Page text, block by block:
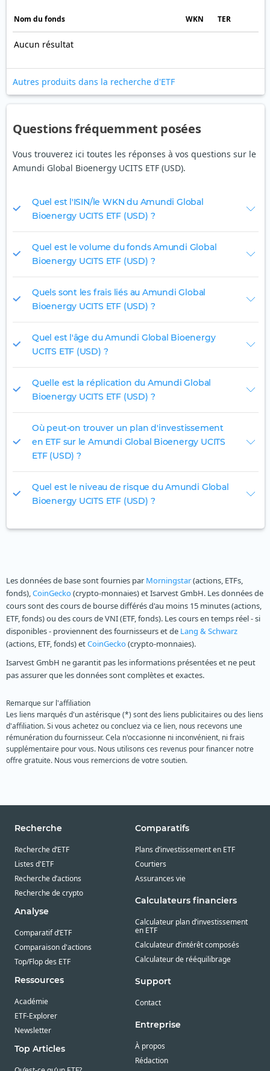
Nom du fonds WKN TER
Aucun résultat
Autres produits dans la recherche d'ETF
Questions fréquemment posées
Vous trouverez ici toutes les réponses à vos questions sur le
Amundi Global Bioenergy UCITS ETF (USD).
Quel est l'ISIN/le WKN du Amundi Global
Bioenergy UCITS ETF (USD) ?
Quel est le volume du fonds Amundi Global
Bioenergy UCITS ETF (USD) ?
Quels sont les frais liés au Amundi Global
Bioenergy UCITS ETF (USD) ?
Quel est l'âge du Amundi Global Bioenergy
UCITS ETF (USD) ?
Quelle est la réplication du Amundi Global
Bioenergy UCITS ETF (USD) ?
Où peut-on trouver un plan d'investissement
en ETF sur le Amundi Global Bioenergy UCITS
ETF (USD) ?
Quel est le niveau de risque du Amundi Global
Bioenergy UCITS ETF (USD) ?
Les données de base sont fournies par Morningstar(actions, ETFs,
fonds),CoinGecko(crypto-monnaies) et Isarvest GmbH. Les données de
cours sont des cours de bourse différés d'au moins 15 minutes (actions,
ETF, fonds) ou des cours de VNI (ETF, fonds). Les cours en temps réel - si
disponibles - proviennent des fournisseurs et de Lang & Schwarz
(actions, ETF, fonds) etCoinGecko(crypto-monnaies).
Isarvest GmbH ne garantit pas les informations présentées et ne peut
pas assurer que les données sont complètes et exactes.
Remarque sur l'affiliation
Les liens marqués d'un astérisque (*) sont des liens publicitaires ou des liens
d'affiliation. Si vous achetez ou concluez via ce lien, nous recevons une
rémunération du fournisseur. Cela n'occasionne ni inconvénient, ni frais
supplémentaire pour vous. Nous utilisons ces revenus pour financer notre
offre gratuite. Nous vous remercions de votre soutien.
Recherche
Recherche d’ETF
Listes d'ETF
Recherche d’actions
Recherche de crypto
Analyse
Comparatif d’ETF
Comparaison d'actions
Top/Flop des ETF
Ressources
Académie
ETF-Explorer
Newsletter
Top Articles
Comparatifs
Plans d’investissement en ETF
Courtiers
Assurances vie
Calculateurs financiers
Calculateur plan d’investissement
en ETF
Calculateur d’intérêt composés
Calculateur de rééquilibrage
Support
Contact
Entreprise
À propos
Rédaction